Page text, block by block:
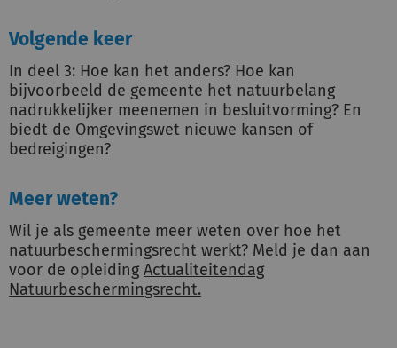
Volgende keer
In deel 3: Hoe kan het anders? Hoe kan
bijvoorbeeld de gemeente het natuurbelang
nadrukkelijker meenemen in besluitvorming? En
biedt de Omgevingswet nieuwe kansen of
bedreigingen?
Meer weten?
Wil je als gemeente meer weten over hoe het
natuurbeschermingsrecht werkt? Meld je dan aan
voor de opleiding Actualiteitendag
Natuurbeschermingsrecht.